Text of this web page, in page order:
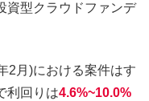
資型クラウドファンデ
2月)における案件はす
利回りは4.6%~10.0%